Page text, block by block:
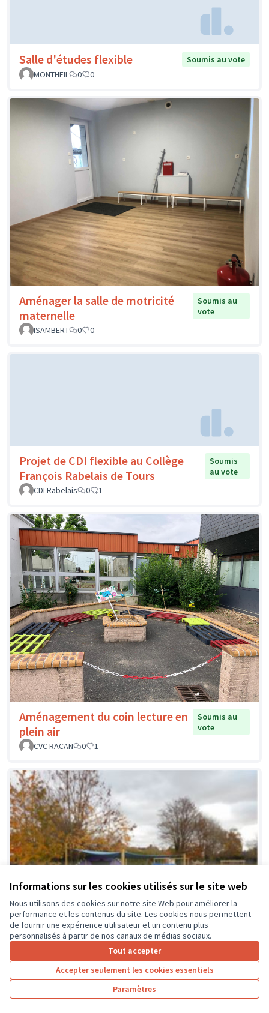
Informations sur les cookies utilisés sur le site web
Nous utilisons des cookies sur notre site Web pour améliorer la
performance et les contenus du site. Les cookies nous permettent
de fournir une expérience utilisateur et un contenu plus
personnalisés à partir de nos canaux de médias sociaux.
Tout accepter
Accepter seulement les cookies essentiels
Paramètres
Salle d'études flexible
Soumis au vote
MONTHEIL
0 0
Aménager la salle de motricité
maternelle
Soumis au
vote
ISAMBERT
0 0
Projet de CDI flexible au Collège
François Rabelais de Tours
Soumis
au vote
CDI Rabelais
0 1
Aménagement du coin lecture en
plein air
Soumis au
vote
CVC RACAN
0 1
La classe en dehors des murs
Soumis au vote
0